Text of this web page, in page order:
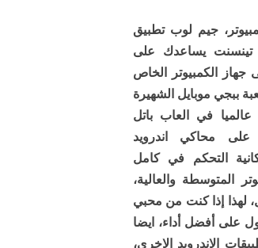
جيم لوب تطبيق
يساعدك على
جهاز الكمبيوتر الخاص
ببجي موبايل الشهيرة
عالميا في العاب باتل
محاكي اندرويد
التحكم في كامل
المتوسطة والعالية،
لهذا إذا كنت من محبي
على أفضل أداء، ايضا
الاندرويد الاخرى،